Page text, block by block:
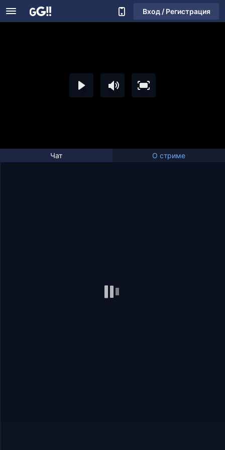
Вход / Регистрация
Чат О стриме